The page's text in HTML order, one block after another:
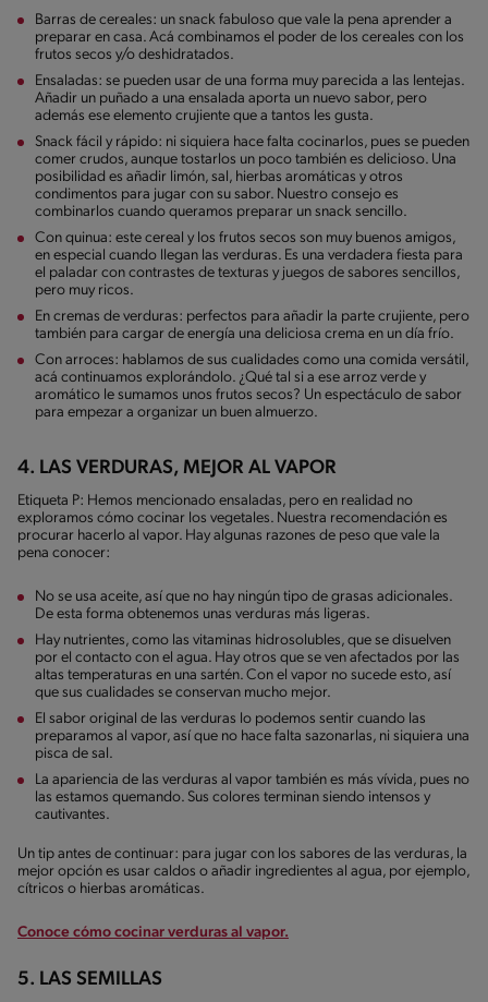
Barras de cereales: un snack fabuloso que vale la pena aprender a
preparar en casa. Acá combinamos el poder de los cereales con los
frutos secos y/o deshidratados.
Ensaladas: se pueden usar de una forma muy parecida a las lentejas.
Añadir un puñado a una ensalada aporta un nuevo sabor, pero
además ese elemento crujiente que a tantos les gusta.
Snack fácil y rápido: ni siquiera hace falta cocinarlos, pues se pueden
comer crudos, aunque tostarlos un poco también es delicioso. Una
posibilidad es añadir limón, sal, hierbas aromáticas y otros
condimentos para jugar con su sabor. Nuestro consejo es
combinarlos cuando queramos preparar un snack sencillo.
Con quinua: este cereal y los frutos secos son muy buenos amigos,
en especial cuando llegan las verduras. Es una verdadera fiesta para
el paladar con contrastes de texturas y juegos de sabores sencillos,
pero muy ricos.
En cremas de verduras: perfectos para añadir la parte crujiente, pero
también para cargar de energía una deliciosa crema en un día frío.
Con arroces: hablamos de sus cualidades como una comida versátil,
acá continuamos explorándolo. ¿Qué tal si a ese arroz verde y
aromático le sumamos unos frutos secos? Un espectáculo de sabor
para empezar a organizar un buen almuerzo.
4. LAS VERDURAS, MEJOR AL VAPOR
Etiqueta P: Hemos mencionado ensaladas, pero en realidad no
exploramos cómo cocinar los vegetales. Nuestra recomendación es
procurar hacerlo al vapor. Hay algunas razones de peso que vale la
pena conocer:
No se usa aceite, así que no hay ningún tipo de grasas adicionales.
De esta forma obtenemos unas verduras más ligeras.
Hay nutrientes, como las vitaminas hidrosolubles, que se disuelven
por el contacto con el agua. Hay otros que se ven afectados por las
altas temperaturas en una sartén. Con el vapor no sucede esto, así
que sus cualidades se conservan mucho mejor.
El sabor original de las verduras lo podemos sentir cuando las
preparamos al vapor, así que no hace falta sazonarlas, ni siquiera una
pisca de sal.
La apariencia de las verduras al vapor también es más vívida, pues no
las estamos quemando. Sus colores terminan siendo intensos y
cautivantes.
Un tip antes de continuar: para jugar con los sabores de las verduras, la
mejor opción es usar caldos o añadir ingredientes al agua, por ejemplo,
cítricos o hierbas aromáticas.
Conoce cómo cocinar verduras al vapor.
5. LAS SEMILLAS